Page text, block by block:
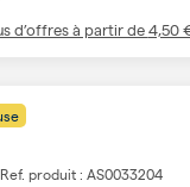
d’offres à partir de4,50
Ref. produit : AS0033204